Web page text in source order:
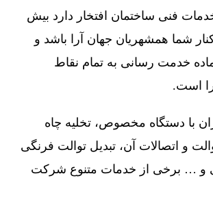
فنی ساختمان افتخار دارد بیش
در کنار شما همشهریان جهان آرا باشد و
خدمت رسانی به تمام نقاط
است.
با دستگاه مخصوص، تخلیه چاه
و اتصالات آن، تبدیل توالت فرنگی
و … برخی از خدمات متنوع شرکت